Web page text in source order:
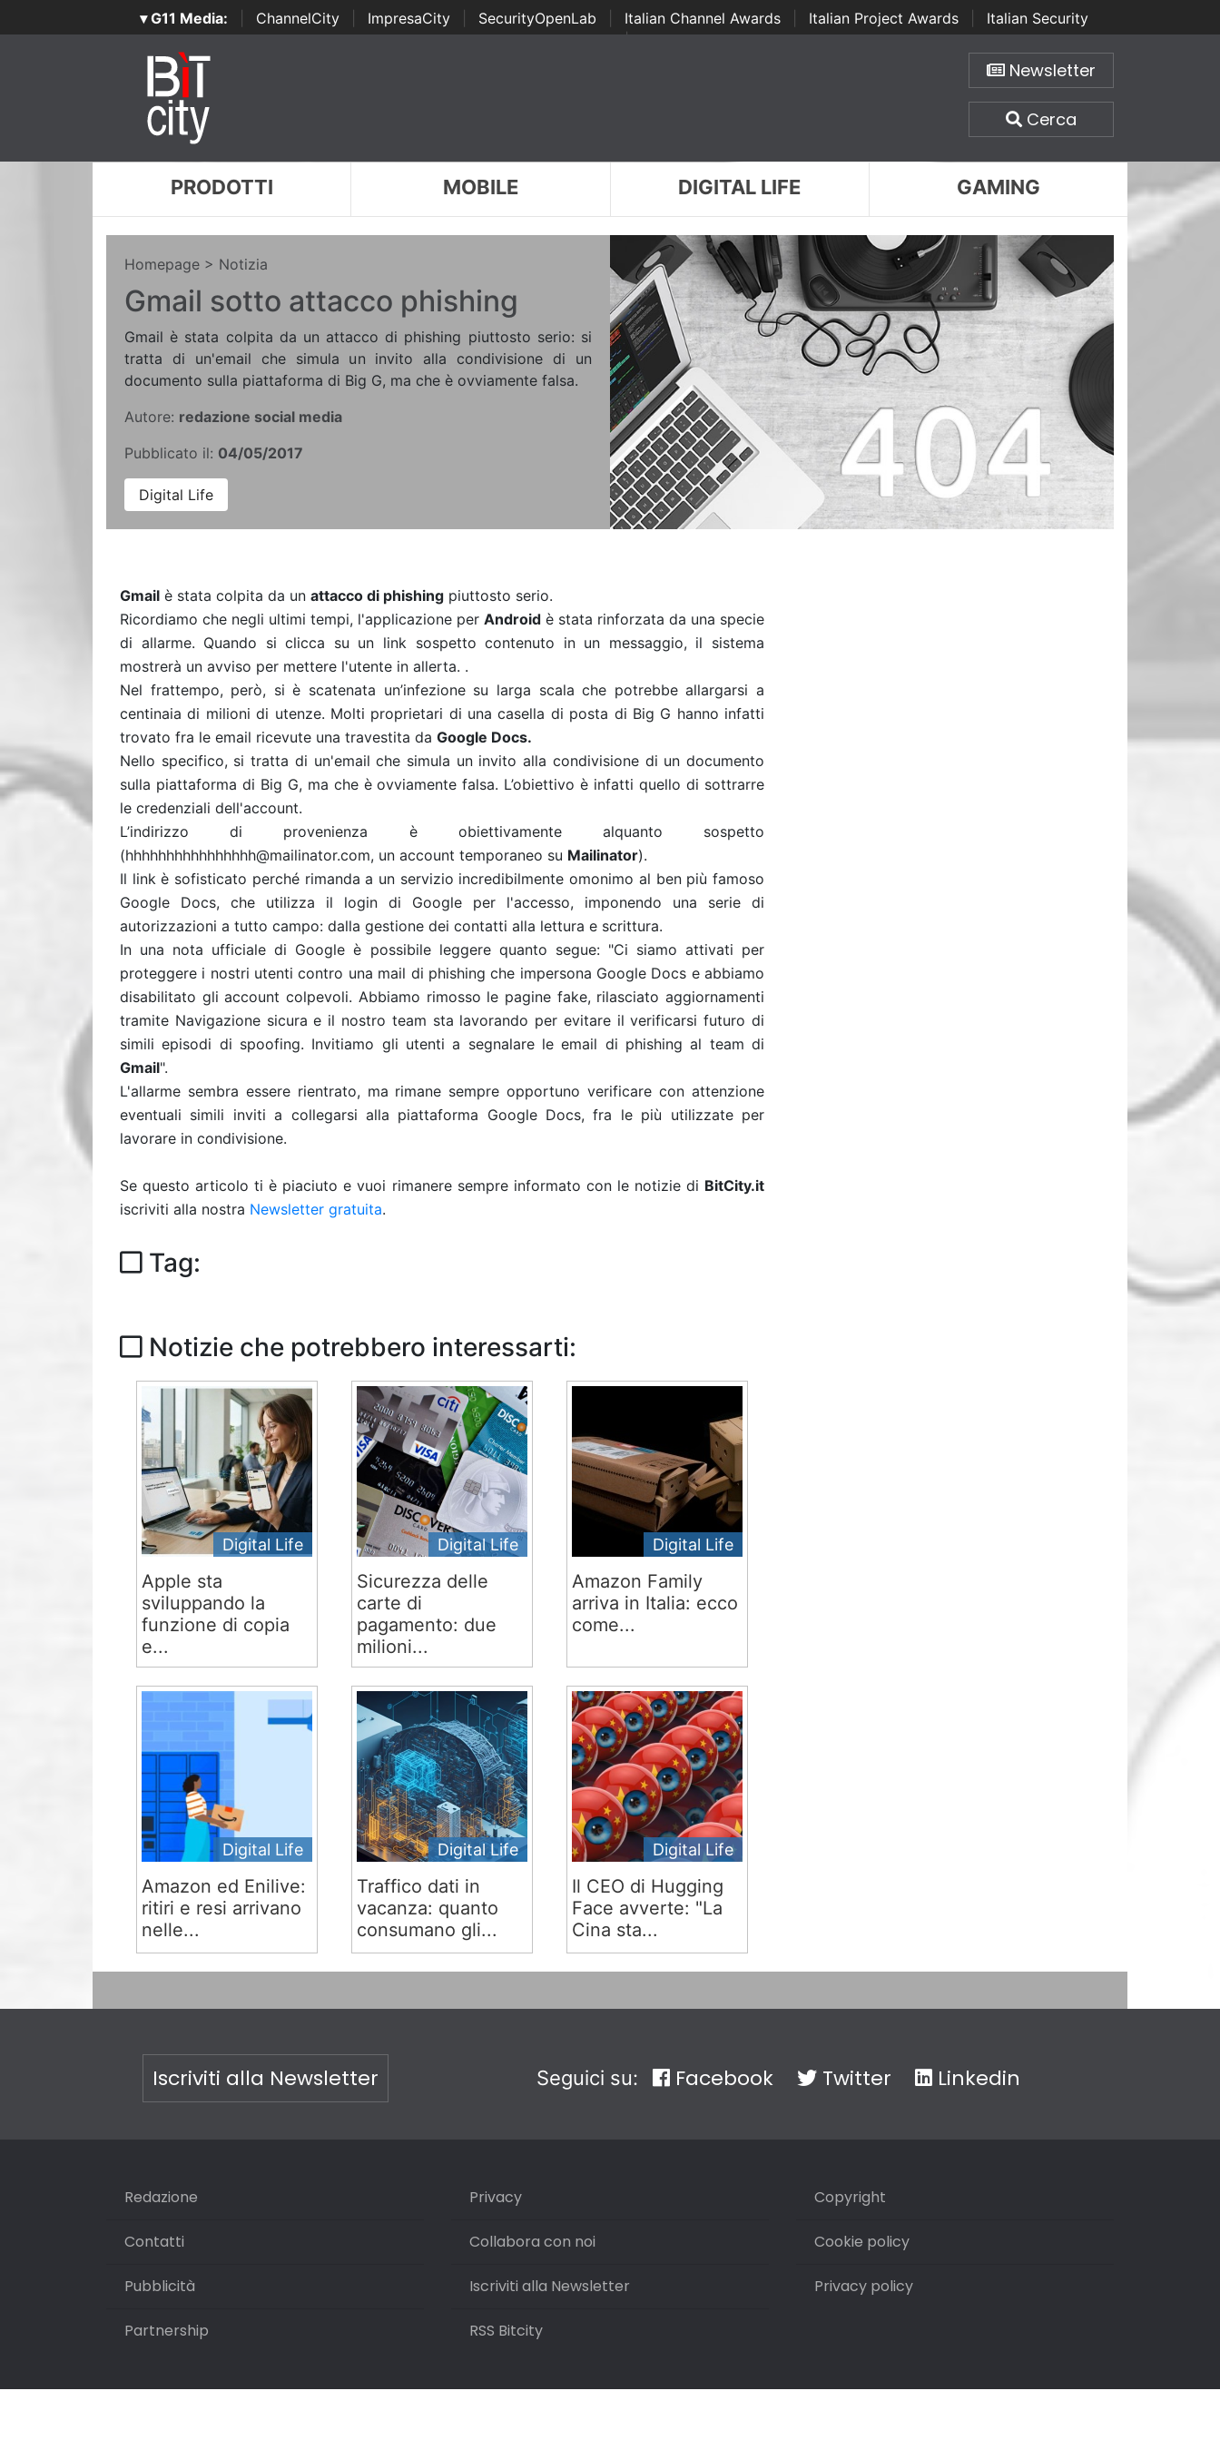
▾ G11 Media: ChannelCity ImpresaCity SecurityOpenLab Italian Channel Awards Italian Project Awards
Italian Security
Awards | ...
Newsletter
Cerca
PRODOTTI MOBILE DIGITAL LIFE GAMING
Homepage > Notizia
Gmail sotto attacco phishing
Gmail è stata colpita da un attacco di phishing piuttosto serio: si
tratta di un'email che simula un invito alla condivisione di un
documento sulla piattaforma di Big G, ma che è ovviamente falsa.
Autore: redazione social media
Pubblicato il: 04/05/2017
Digital Life
Gmail è stata colpita da un attacco di phishing piuttosto serio.
Ricordiamo che negli ultimi tempi, l'applicazione per Android è stata rinforzata da una specie
di allarme. Quando si clicca su un link sospetto contenuto in un messaggio, il sistema
mostrerà un avviso per mettere l'utente in allerta. .
Nel frattempo, però, si è scatenata un’infezione su larga scala che potrebbe allargarsi a
centinaia di milioni di utenze. Molti proprietari di una casella di posta di Big G hanno infatti
trovato fra le email ricevute una travestita da Google Docs.
Nello specifico, si tratta di un'email che simula un invito alla condivisione di un documento
sulla piattaforma di Big G, ma che è ovviamente falsa. L’obiettivo è infatti quello di sottrarre
le credenziali dell'account.
L’indirizzo di provenienza è obiettivamente alquanto sospetto
(hhhhhhhhhhhhhhhh@mailinator.com, un account temporaneo su Mailinator).
Il link è sofisticato perché rimanda a un servizio incredibilmente omonimo al ben più famoso
Google Docs, che utilizza il login di Google per l'accesso, imponendo una serie di
autorizzazioni a tutto campo: dalla gestione dei contatti alla lettura e scrittura.
In una nota ufficiale di Google è possibile leggere quanto segue: "Ci siamo attivati per
proteggere i nostri utenti contro una mail di phishing che impersona Google Docs e abbiamo
disabilitato gli account colpevoli. Abbiamo rimosso le pagine fake, rilasciato aggiornamenti
tramite Navigazione sicura e il nostro team sta lavorando per evitare il verificarsi futuro di
simili episodi di spoofing. Invitiamo gli utenti a segnalare le email di phishing al team di
Gmail".
L'allarme sembra essere rientrato, ma rimane sempre opportuno verificare con attenzione
eventuali simili inviti a collegarsi alla piattaforma Google Docs, fra le più utilizzate per
lavorare in condivisione.
Se questo articolo ti è piaciuto e vuoi rimanere sempre informato con le notizie di BitCity.it
iscriviti alla nostra Newsletter gratuita.
Tag:
Notizie che potrebbero interessarti:
Digital Life
Apple sta
sviluppando la
funzione di copia
e...
Digital Life
Sicurezza delle
carte di
pagamento: due
milioni...
Digital Life
Amazon Family
arriva in Italia: ecco
come...
Digital Life
Amazon ed Enilive:
ritiri e resi arrivano
nelle...
Digital Life
Traffico dati in
vacanza: quanto
consumano gli...
Digital Life
Il CEO di Hugging
Face avverte: "La
Cina sta...
Iscriviti alla Newsletter Seguici su: Facebook Twitter Linkedin
Redazione
Contatti
Pubblicità
Partnership
Privacy
Collabora con noi
Iscriviti alla Newsletter
RSS Bitcity
Copyright
Cookie policy
Privacy policy